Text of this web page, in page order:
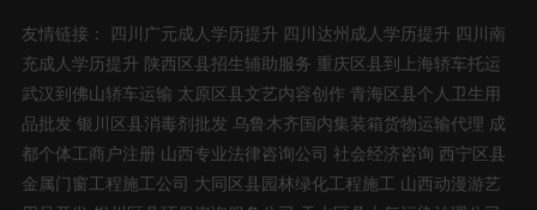
友情链接： 四川广元成人学历提升 四川达州成人学历提升 四川南
充成人学历提升 陕西区县招生辅助服务 重庆区县到上海轿车托运
武汉到佛山轿车运输 太原区县文艺内容创作 青海区县个人卫生用
品批发 银川区县消毒剂批发 乌鲁木齐国内集装箱货物运输代理 成
都个体工商户注册 山西专业法律咨询公司 社会经济咨询 西宁区县
金属门窗工程施工公司 大同区县园林绿化工程施工 山西动漫游艺